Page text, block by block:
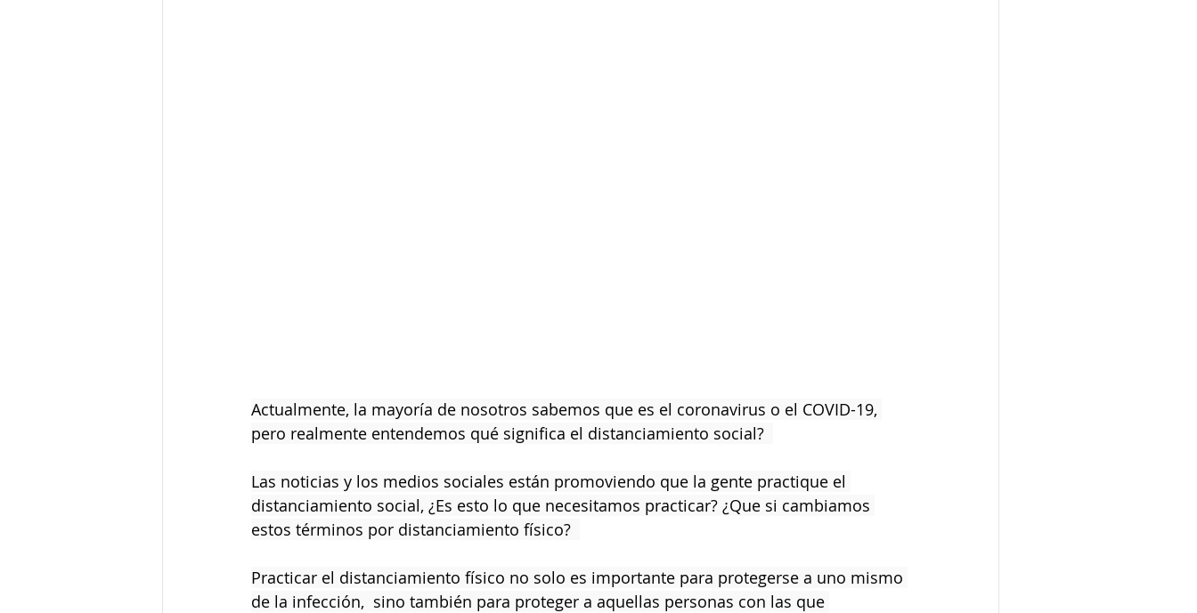
Actualmente, la mayoría de nosotros sabemos que es el coronavirus o el COVID-19,
pero realmente entendemos qué significa el distanciamiento social?
Las noticias y los medios sociales están promoviendo que la gente practique el
distanciamiento social, ¿Es esto lo que necesitamos practicar? ¿Que si cambiamos
estos términos por distanciamiento físico?
Practicar el distanciamiento físico no solo es importante para protegerse a uno mismo
de la infección,  sino también para proteger a aquellas personas con las que